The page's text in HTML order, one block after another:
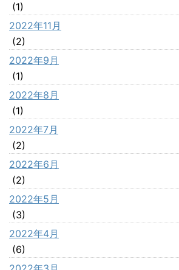
(1)
2022年11月
(2)
2022年9月
(1)
2022年8月
(1)
2022年7月
(2)
2022年6月
(2)
2022年5月
(3)
2022年4月
(6)